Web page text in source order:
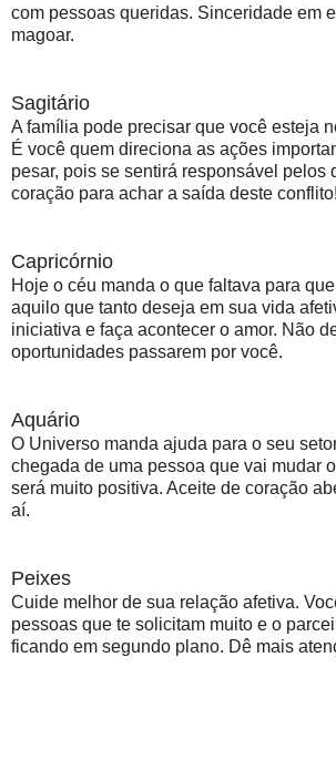
com pessoas queridas. Sinceridade em
magoar.
Sagitário
A família pode precisar que você esteja
É você quem direciona as ações
pesar, pois se sentirá responsável pelos
coração para achar a saída deste conflito!
Capricórnio
Hoje o céu manda o que faltava para
aquilo que tanto deseja em sua vida
iniciativa e faça acontecer o amor. Não
oportunidades passarem por você.
Aquário
O Universo manda ajuda para o seu
chegada de uma pessoa que vai mudar
será muito positiva. Aceite de coração
aí.
Peixes
Cuide melhor de sua relação afetiva.
pessoas que te solicitam muito e o
ficando em segundo plano. Dê mais